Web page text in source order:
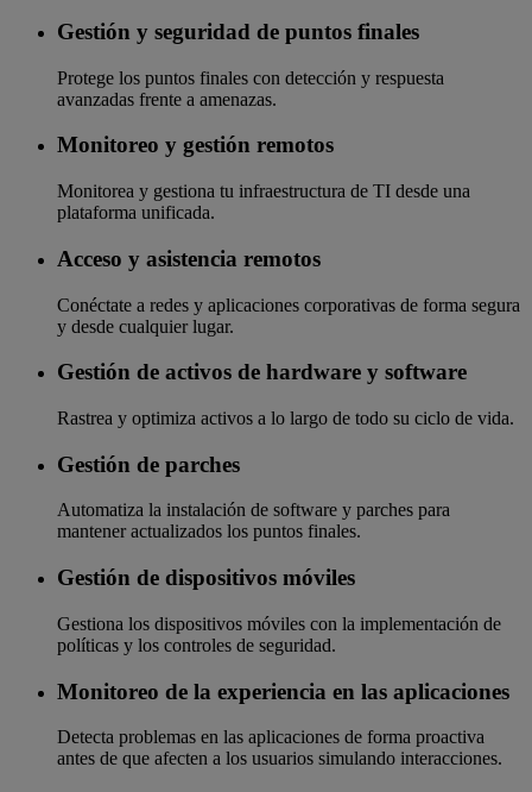
Gestión y seguridad de puntos finales
Protege los puntos finales con detección y respuesta
avanzadas frente a amenazas.
Monitoreo y gestión remotos
Monitorea y gestiona tu infraestructura de TI desde una
plataforma unificada.
Acceso y asistencia remotos
Conéctate a redes y aplicaciones corporativas de forma segura
y desde cualquier lugar.
Gestión de activos de hardware y software
Rastrea y optimiza activos a lo largo de todo su ciclo de vida.
Gestión de parches
Automatiza la instalación de software y parches para
mantener actualizados los puntos finales.
Gestión de dispositivos móviles
Gestiona los dispositivos móviles con la implementación de
políticas y los controles de seguridad.
Monitoreo de la experiencia en las aplicaciones
Detecta problemas en las aplicaciones de forma proactiva
antes de que afecten a los usuarios simulando interacciones.